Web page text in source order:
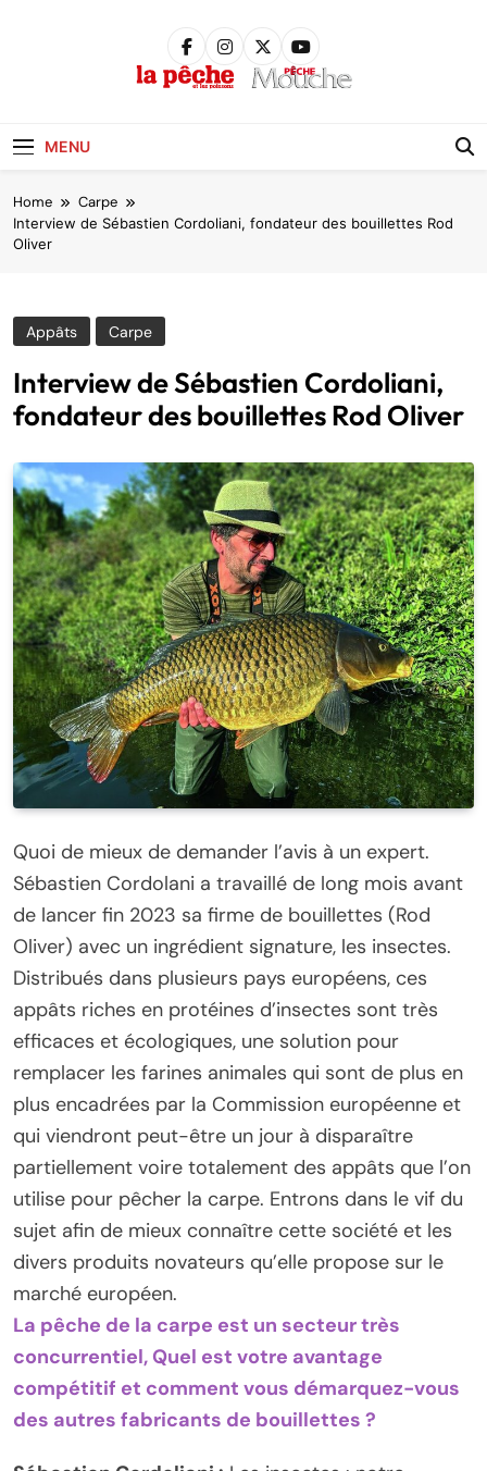
MENU
Home Carpe
Interview de Sébastien Cordoliani, fondateur des bouillettes Rod
Oliver
Appâts Carpe
Interview de Sébastien Cordoliani,
fondateur des bouillettes Rod Oliver
Quoi de mieux de demander l’avis à un expert.
Sébastien Cordolani a travaillé de long mois avant
de lancer fin 2023 sa firme de bouillettes (Rod
Oliver) avec un ingrédient signature, les insectes.
Distribués dans plusieurs pays européens, ces
appâts riches en protéines d’insectes sont très
efficaces et écologiques, une solution pour
remplacer les farines animales qui sont de plus en
plus encadrées par la Commission européenne et
qui viendront peut-être un jour à disparaître
partiellement voire totalement des appâts que l’on
utilise pour pêcher la carpe. Entrons dans le vif du
sujet afin de mieux connaître cette société et les
divers produits novateurs qu’elle propose sur le
marché européen.
La pêche de la carpe est un secteur très
concurrentiel, Quel est votre avantage
compétitif et comment vous démarquez-vous
des autres fabricants de bouillettes ?